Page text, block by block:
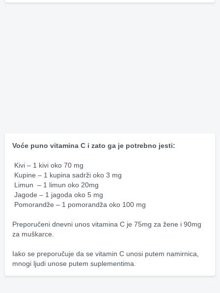
Voće puno vitamina C i zato ga je potrebno jesti:
Kivi – 1 kivi oko 70 mg
Kupine – 1 kupina sadrži oko 3 mg
Limun  – 1 limun oko 20mg
Jagode – 1 jagoda oko 5 mg
Pomorandže – 1 pomorandža oko 100 mg
Preporučeni dnevni unos vitamina C je 75mg za žene i 90mg
za muškarce.
Iako se preporučuje da se vitamin C unosi putem namirnica,
mnogi ljudi unose putem suplementima.